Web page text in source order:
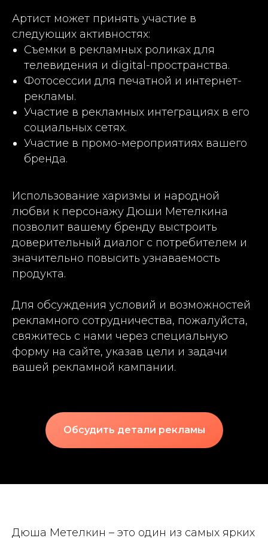
Артист может принять участие в
следующих активностях:
Съемки в рекламных роликах для
телевидения и digital-пространства.
Фотосессии для печатной и интернет-
рекламы.
Участие в рекламных интеграциях в его
социальных сетях.
Участие в промо-мероприятиях вашего
бренда.
Использование харизмы и народной
любви к персонажу Дюши Метелкина
позволит вашему бренду выстроить
доверительный диалог с потребителем и
значительно повысить узнаваемость
продукта.
Для обсуждения условий и возможностей
рекламного сотрудничества, пожалуйста,
свяжитесь с нами через специальную
форму на сайте, указав цели и задачи
вашей рекламной кампании.
Обсудить детали рекламы
Дюша Метелкин – это один из самых ярких